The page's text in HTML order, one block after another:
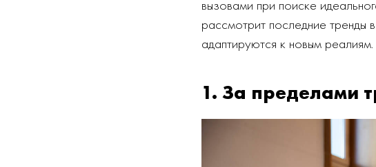
вызовами при поиске
рассмотрит последние
адаптируются к новым реалиям.
1. За пределами